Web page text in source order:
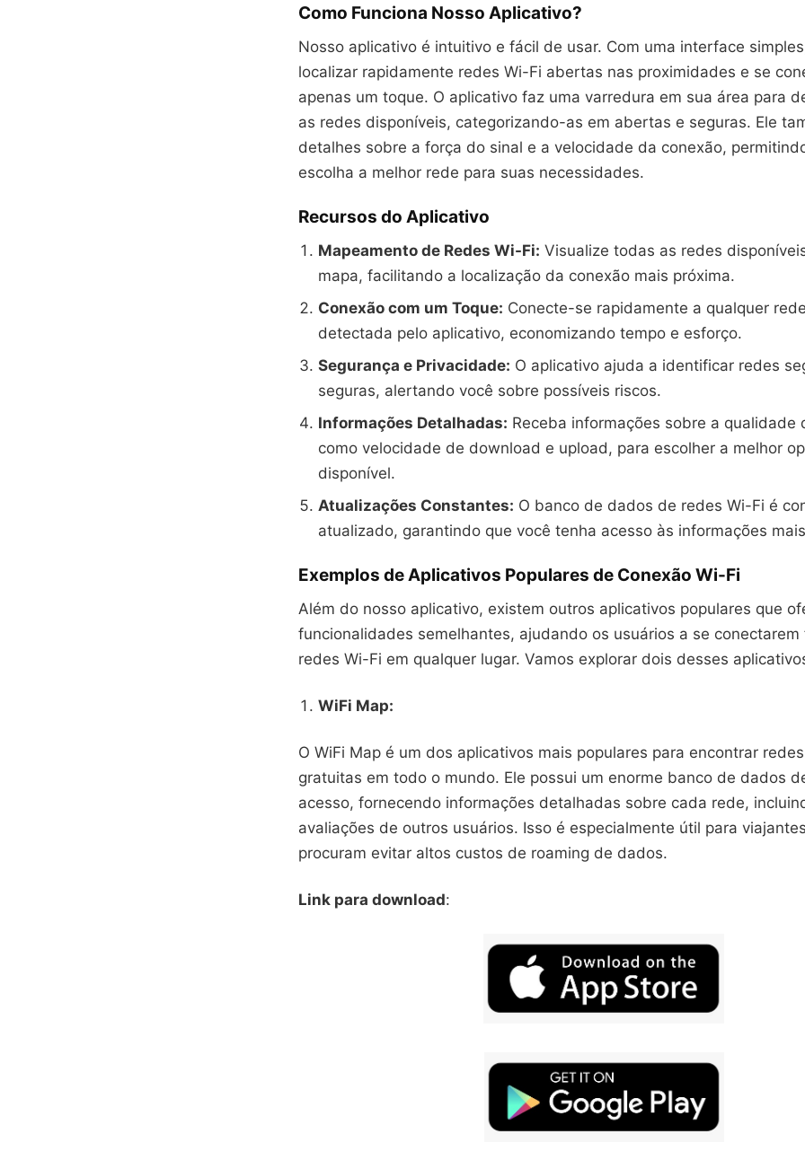
Como Funciona Nosso Aplicativo?
Nosso aplicativo é intuitivo e fácil de usar. Com uma interface
localizar rapidamente redes Wi-Fi abertas nas proximidades e se
apenas um toque. O aplicativo faz uma varredura em sua área para
as redes disponíveis, categorizando-as em abertas e seguras. Ele
detalhes sobre a força do sinal e a velocidade da conexão,
escolha a melhor rede para suas necessidades.
Recursos do Aplicativo
Mapeamento de Redes Wi-Fi: Visualize todas as redes
mapa, facilitando a localização da conexão mais próxima.
Conexão com um Toque: Conecte-se rapidamente a qualquer
detectada pelo aplicativo, economizando tempo e esforço.
Segurança e Privacidade: O aplicativo ajuda a identificar redes
seguras, alertando você sobre possíveis riscos.
Informações Detalhadas: Receba informações sobre a qualidade
como velocidade de download e upload, para escolher a melhor
disponível.
Atualizações Constantes: O banco de dados de redes Wi-Fi é
atualizado, garantindo que você tenha acesso às informações
Exemplos de Aplicativos Populares de Conexão Wi-Fi
Além do nosso aplicativo, existem outros aplicativos populares que
funcionalidades semelhantes, ajudando os usuários a se conectarem
redes Wi-Fi em qualquer lugar. Vamos explorar dois desses
WiFi Map:
O WiFi Map é um dos aplicativos mais populares para encontrar
gratuitas em todo o mundo. Ele possui um enorme banco de dados
acesso, fornecendo informações detalhadas sobre cada rede,
avaliações de outros usuários. Isso é especialmente útil para
procuram evitar altos custos de roaming de dados.
Link para download: